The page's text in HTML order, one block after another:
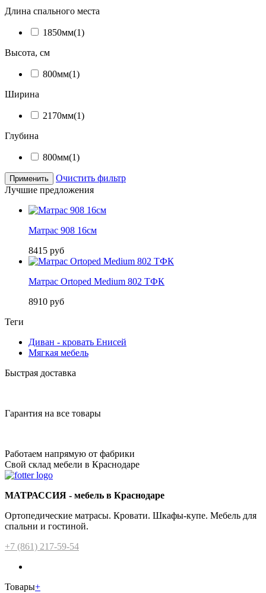
Длина спального места
1850мм(1)
Высота, см
800мм(1)
Ширина
2170мм(1)
Глубина
800мм(1)
Применить
Очистить фильтр
Лучшие предложения
Матрас 908 16см
8415 руб
Матрас Ortoped Medium 802 ТФК
8910 руб
Теги
Диван - кровать Енисей
Мягкая мебель
Быстрая доставка
Гарантия на все товары
Работаем напрямую от фабрики
Свой склад мебели в Краснодаре
МАТРАССИЯ - мебель в Краснодаре
Ортопедические матрасы. Кровати. Шкафы-купе. Мебель для
спальни и гостиной.
+7 (861) 217-59-54
Товары+